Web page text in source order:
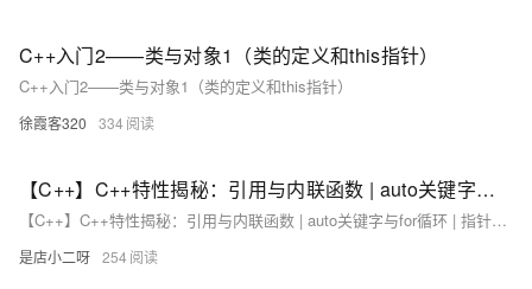
C++入门2——类与对象1（类的定义和this指针）
C++入门2——类与对象1（类的定义和this指针）
徐霞客320 334
【C++】C++特性揭秘：引用与内联函数 | auto关键字与for循环 | 指针空值（二）
【C++】C++特性揭秘：引用与内联函数 | auto关键字与for循环 | 指针空值
是店小二呀 254